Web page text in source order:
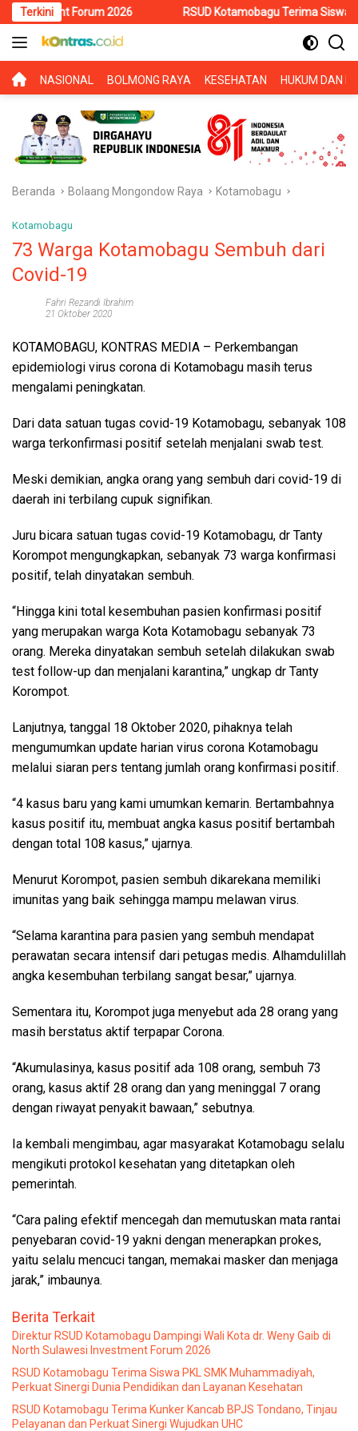
Langsung
ke
konten
Terkini
2026 RSUD Kotamobagu Terima Siswa PKL SMK
BERANDA
NASIONAL BOLMONG RAYA KESEHATAN HUKUM DAN
Beranda Bolaang Mongondow Raya Kotamobagu
Kotamobagu
73 Warga Kotamobagu Sembuh dari
Covid-19
Fahri Rezandi Ibrahim
21 Oktober 2020
KOTAMOBAGU, KONTRAS MEDIA – Perkembangan
epidemiologi virus corona di Kotamobagu masih terus
mengalami peningkatan.
Dari data satuan tugas covid-19 Kotamobagu, sebanyak 108
warga terkonfirmasi positif setelah menjalani swab test.
Meski demikian, angka orang yang sembuh dari covid-19 di
daerah ini terbilang cupuk signifikan.
Juru bicara satuan tugas covid-19 Kotamobagu, dr Tanty
Korompot mengungkapkan, sebanyak 73 warga konfirmasi
positif, telah dinyatakan sembuh.
“Hingga kini total kesembuhan pasien konfirmasi positif
yang merupakan warga Kota Kotamobagu sebanyak 73
orang. Mereka dinyatakan sembuh setelah dilakukan swab
test follow-up dan menjalani karantina,” ungkap dr Tanty
Korompot.
Lanjutnya, tanggal 18 Oktober 2020, pihaknya telah
mengumumkan update harian virus corona Kotamobagu
melalui siaran pers tentang jumlah orang konfirmasi positif.
“4 kasus baru yang kami umumkan kemarin. Bertambahnya
kasus positif itu, membuat angka kasus positif bertambah
dengan total 108 kasus,” ujarnya.
Menurut Korompot, pasien sembuh dikarekana memiliki
imunitas yang baik sehingga mampu melawan virus.
“Selama karantina para pasien yang sembuh mendapat
perawatan secara intensif dari petugas medis. Alhamdulillah
angka kesembuhan terbilang sangat besar,” ujarnya.
Sementara itu, Korompot juga menyebut ada 28 orang yang
masih berstatus aktif terpapar Corona.
“Akumulasinya, kasus positif ada 108 orang, sembuh 73
orang, kasus aktif 28 orang dan yang meninggal 7 orang
dengan riwayat penyakit bawaan,” sebutnya.
Ia kembali mengimbau, agar masyarakat Kotamobagu selalu
mengikuti protokol kesehatan yang ditetapkan oleh
pemerintah.
“Cara paling efektif mencegah dan memutuskan mata rantai
penyebaran covid-19 yakni dengan menerapkan prokes,
yaitu selalu mencuci tangan, memakai masker dan menjaga
jarak,” imbaunya.
Berita Terkait
Direktur RSUD Kotamobagu Dampingi Wali Kota dr. Weny Gaib di
North Sulawesi Investment Forum 2026
RSUD Kotamobagu Terima Siswa PKL SMK Muhammadiyah,
Perkuat Sinergi Dunia Pendidikan dan Layanan Kesehatan
RSUD Kotamobagu Terima Kunker Kancab BPJS Tondano, Tinjau
Pelayanan dan Perkuat Sinergi Wujudkan UHC